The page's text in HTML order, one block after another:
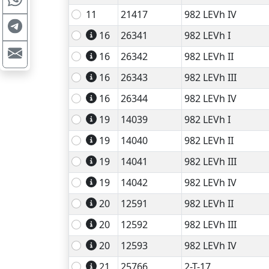
11 21417
982 LEVh IV
16
26341
982 LEVh I
16
26342
982 LEVh II
16
26343
982 LEVh III
16
26344
982 LEVh IV
19
14039
982 LEVh I
19
14040
982 LEVh II
19
14041
982 LEVh III
19
14042
982 LEVh IV
20
12591
982 LEVh II
20
12592
982 LEVh III
20
12593
982 LEVh IV